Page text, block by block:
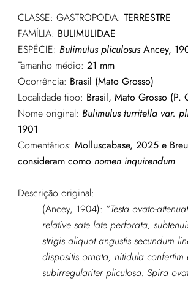
CLASSE: GASTROPODA: TERRESTRE
FAMÍLIA: BULIMULIDAE
ESPÉCIE: Bulimulus pliculosusAncey,
Tamanho médio: 21 mm
Ocorrência: Brasil (Mato Grosso)
Localidade tipo: Brasil, Mato Grosso (P.
Nome original: Bulimulus turritella var.
1901
Comentários: Molluscabase, 2025 e
consideram como nomen inquirendum
Descrição original:
(Ancey, 1904): “Testa ovato-
relative sate late perforata,
strigis aliquot angustis secundum
dispositis ornata, nitidula confertim
subirregulariter pliculosa. Spira